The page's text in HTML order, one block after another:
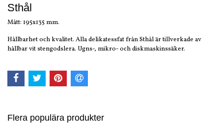
Sthål
Mått: 195x135 mm.
Hållbarhet och kvalitet. Alla delikatessfat från Sthål är tillverkade av
hållbar vit stengodslera. Ugns-, mikro- och diskmaskinssäker.
Flera populära produkter